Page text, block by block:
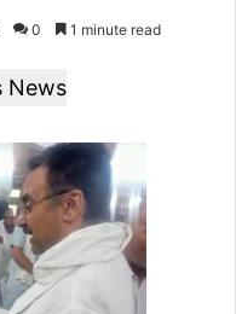
0 1 minute read
News